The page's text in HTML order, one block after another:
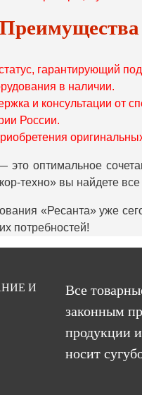
Преимущества
гарантирующий
в наличии.
и консультации от
России.
это оптимальное
техно» вы найдете
«Ресанта» уже
потребностей!
И
Все
законным
продукции
носит